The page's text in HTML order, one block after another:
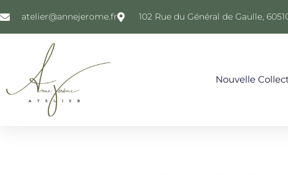
atelier@annejerome.fr 102 Rue du Général de Gaulle,
Nouvelle